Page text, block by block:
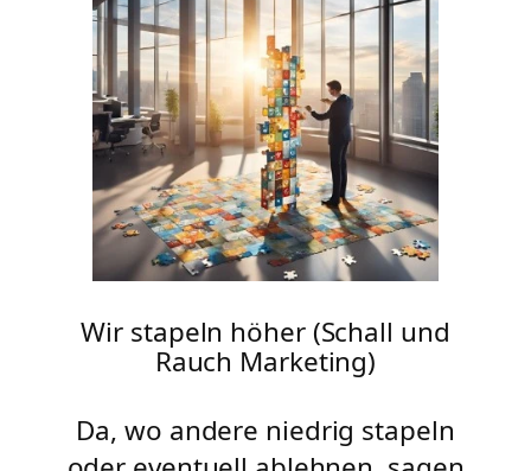
Wir stapeln höher (Schall und
Rauch Marketing)
Da, wo andere niedrig stapeln